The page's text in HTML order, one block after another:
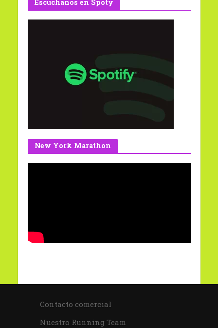
Escuchanos en Spoty
New York Marathon
Contacto comercial
Nuestro Running Team